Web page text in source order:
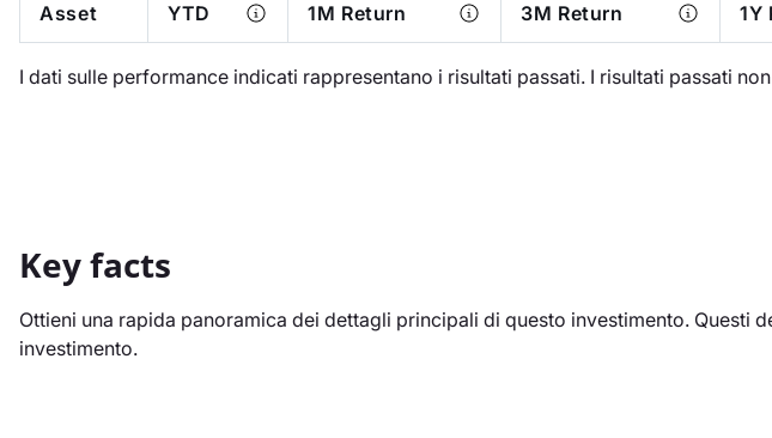
Asset YTD 1M Return 3M Return 1Y
I dati sulle performance indicati rappresentano i risultati passati. I risultati passati
Key facts
Ottieni una rapida panoramica dei dettagli principali di questo investimento.
investimento.